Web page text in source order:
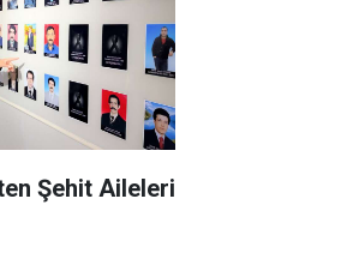
Şehit Aileleri